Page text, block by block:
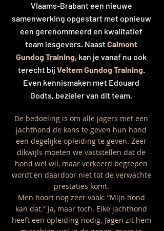
Vlaams-Brabant een nieuwe
samenwerking opgestart met opnieuw
een gerenommeerd en kwalitatief
team lesgevers. NaastCalmont
Gundog Training, kan je vanaf nu ook
terecht bij Veltem Gundog Training.
Even kennismaken met Edouard
Godts, bezieler van dit team.
De bedoeling is om alle jagers met een
jachthond de kans te geven hun hond
een degelijke opleiding te geven. Zeer
dikwijls moeten we vaststellen dat de
hond wel wil, maar verkeerd begrepen
wordt en daardoor niet tot de verwachte
prestaties komt.
Men hoort nog zeer vaak: “Mijn hond
kan dat.” Ja, maar toch. Elke jachthond
heeft een opleiding nodig. Jagen zit hem